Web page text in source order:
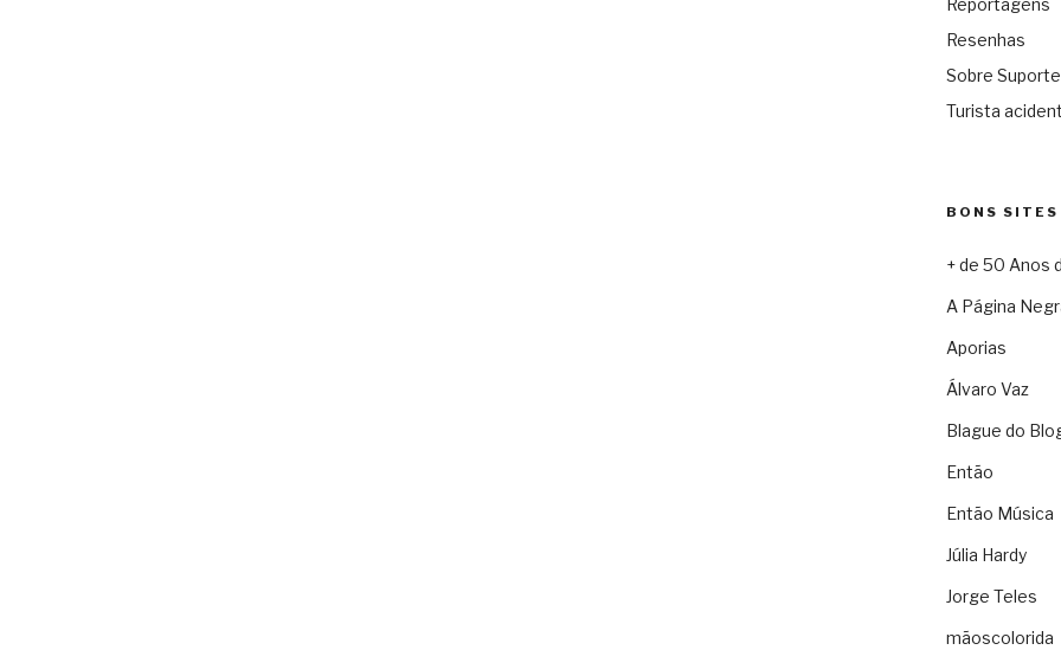
Reportagens
Resenhas
Sobre
Turista
BONS SITES
+ de 50 Anos
A Página
Aporias
Álvaro Vaz
Blague do
Então
Então Música
Júlia Hardy
Jorge Teles
mãoscolorida